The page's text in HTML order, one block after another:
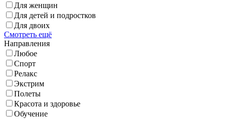
Для женщин
Для детей и подростков
Для двоих
Смотреть ещё
Направления
Любое
Спорт
Релакс
Экстрим
Полеты
Красота и здоровье
Обучение